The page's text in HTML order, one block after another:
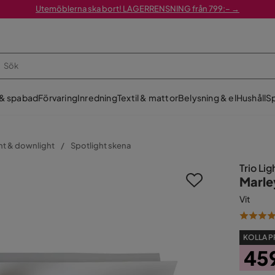
Utemöblerna ska bort! LAGERRENSNING från 799:– →
spabadFörvaringInredningTextil & mattorBelysning & elHushåll
& downlight Spotlight skena
Trio
Vit
KOLLA